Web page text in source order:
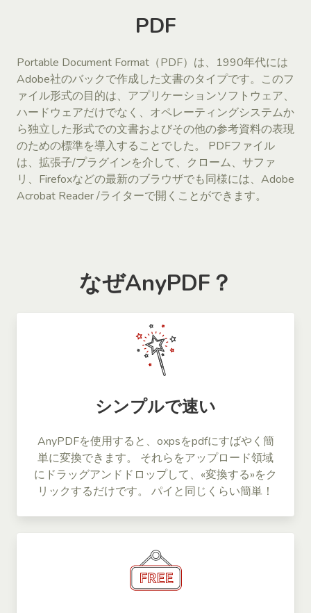
PDF
Portable Document Format（PDF）は、1990年代には
Adobe社のバックで作成した文書のタイプです。このフ
ァイル形式の目的は、アプリケーションソフトウェア、
ハードウェアだけでなく、オペレーティングシステムか
ら独立した形式での文書およびその他の参考資料の表現
のための標準を導入することでした。 PDFファイル
は、拡張子/プラグインを介して、クローム、サファ
リ、Firefoxなどの最新のブラウザでも同様には、Adobe
Acrobat Reader /ライターで開くことができます。
なぜAnyPDF？
シンプルで速い
AnyPDFを使用すると、oxpsをpdfにすばやく簡
単に変換できます。 それらをアップロード領域
にドラッグアンドドロップして、«変換する»をク
リックするだけです。 パイと同じくらい簡単！